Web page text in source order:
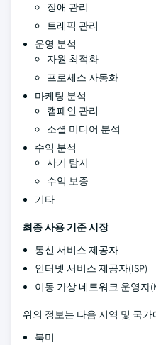
장애 관리
트래픽 관리
운영 분석
자원 최적화
프로세스 자동화
마케팅 분석
캠페인 관리
소셜 미디어 분석
수익 분석
사기 탐지
수익 보증
기타
최종 사용 기준 시장
통신 서비스 제공자
인터넷 서비스 제공자(ISP)
이동 가상 네트워크 운영자
위의 정보는 다음 지역 및 국
북미